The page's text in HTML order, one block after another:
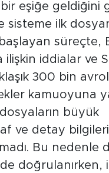
bir eşiğe geldiğini
sisteme ilk
süreçte,
ilişkin iddialar ve
300 bin
kamuoyuna
büyük
ve detay bilgileri
Bu nedenle
doğrulanırken,